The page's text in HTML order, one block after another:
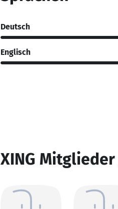
Deutsch
Englisch
XING